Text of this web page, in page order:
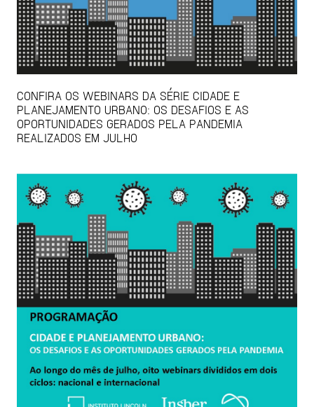
CONFIRA OS WEBINARS DA SÉRIE CIDADE E
PLANEJAMENTO URBANO: OS DESAFIOS E AS
OPORTUNIDADES GERADOS PELA PANDEMIA
REALIZADOS EM JULHO